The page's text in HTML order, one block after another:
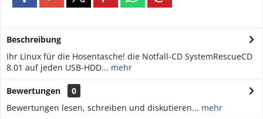
Beschreibung
Ihr Linux für die Hosentasche! die Notfall-CD SystemRescueCD
8.01 auf jeden USB-HDD... mehr
Bewertungen
0
Bewertungen lesen, schreiben und diskutieren... mehr